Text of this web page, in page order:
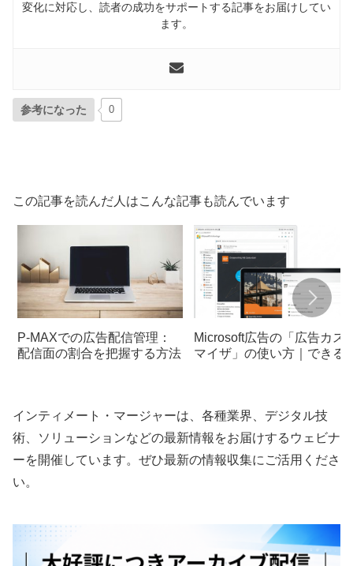
変化に対応し、読者の成功をサポートする記事をお届けしてい
ます。
参考になった 0
この記事を読んだ人はこんな記事も読んでいます
P-MAXでの広告配信管理：
配信面の割合を把握する方法
Microsoft広告の「広告カス
マイザ」の使い方｜できる
インティメート・マージャーは、各種業界、デジタル技
術、ソリューションなどの最新情報をお届けするウェビナ
ーを開催しています。ぜひ最新の情報収集にご活用くださ
い。